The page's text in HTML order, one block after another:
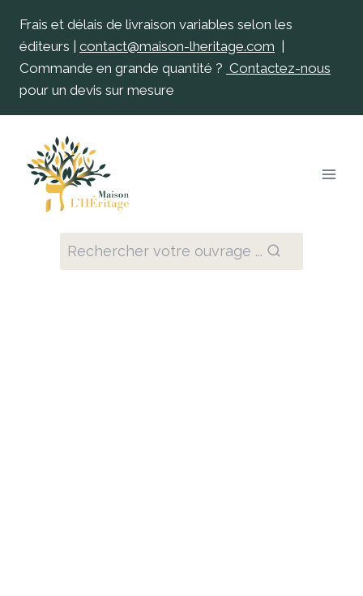
Frais et délais de livraison variables selon les
éditeurs | contact@maison-lheritage.com
Commande en grande quantité ? Contactez-nous
pour un devis sur mesure
Rechercher votre ouvrage ...